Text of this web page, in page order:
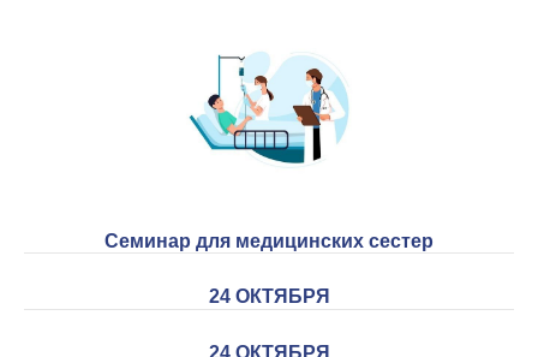
Семинар для медицинских сестер
24 ОКТЯБРЯ
24 ОКТЯБРЯ